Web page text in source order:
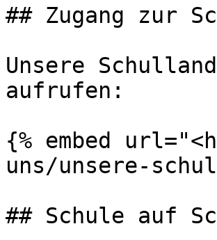
## Zugang zur
Unsere
aufrufen:
{% embed
uns/unsere-
## Schule auf